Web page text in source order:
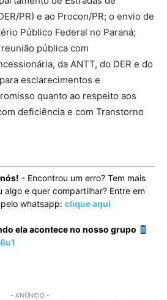
PR) e ao Procon/PR; o envio de
Público Federal no Paraná;
pública com
da ANTT, do DER e do
esclarecimentos e
quanto ao respeito aos
deficiência e com Transtorno
- Encontrou um erro? Tem mais
algo e quer compartilhar? Entre em
whatsapp: clique aqui
ela acontece no nosso grupo
- ANÚNCIO -